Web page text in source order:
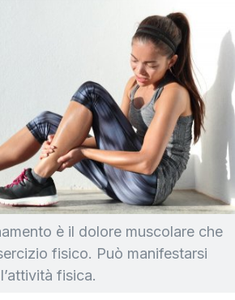
è il dolore muscolare che
fisico. Può manifestarsi
fisica.